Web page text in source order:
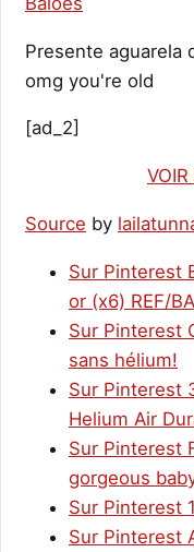
Presente aguarela
omg you're old
[ad_2]
Source by
Sur Pinterest
or (x6) REF/
Sur Pinterest
sans hélium!
Sur Pinterest
Helium Air
Sur Pinterest
gorgeous
Sur Pinterest
Sur Pinterest